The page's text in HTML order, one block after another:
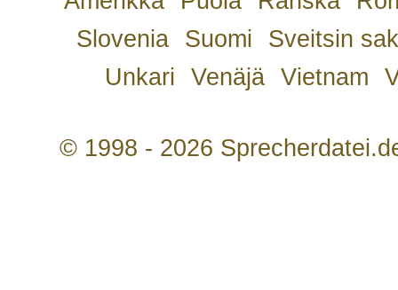
Slovenia
Suomi
Sveitsin
Unkari
Venäjä Vietnam
© 1998 - 2026